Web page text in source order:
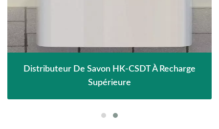
Distributeur De Savon HK-CSDT À Recharge
Supérieure